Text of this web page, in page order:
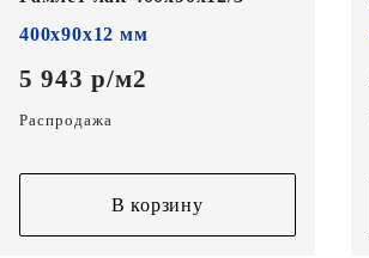
400х90х12 мм
5 943 р/м2
Распродажа
В корзину